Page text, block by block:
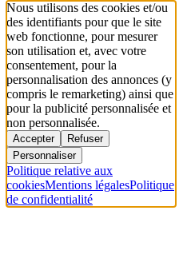
Nous utilisons des cookies et/ou
des identifiants pour que le site
web fonctionne, pour mesurer
son utilisation et, avec votre
consentement, pour la
personnalisation des annonces (y
compris le remarketing) ainsi que
pour la publicité personnalisée et
non personnalisée.
Accepter
Refuser
Personnaliser
Politique relative aux
cookiesMentions légalesPolitique
de confidentialité